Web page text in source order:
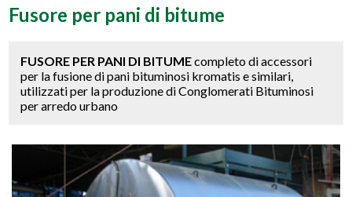
Fusore per pani di bitume
FUSORE PER PANI DI BITUMEcompleto di accessori
per la fusione di pani bituminosi kromatis e similari,
utilizzati per la produzione di Conglomerati Bituminosi
per arredo urbano